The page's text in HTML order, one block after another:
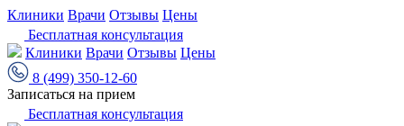
Клиники Врачи Отзывы Цены
Бесплатная консультация
Клиники Врачи Отзывы Цены
8 (499) 350-12-60
Записаться на прием
Бесплатная консультация